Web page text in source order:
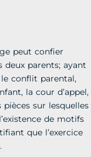
peut confier
deux parents; ayant
le conflit parental,
la cour d’appel,
sur lesquelles
de motifs
que l’exercice